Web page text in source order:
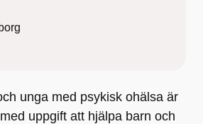
unga med psykisk ohälsa är
uppgift att hjälpa barn och